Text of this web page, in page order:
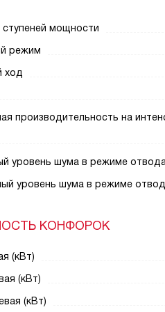
ступеней мощности
режим
ход
производительность на
уровень шума в режиме
уровень шума в режиме
КОНФОРОК
(кВт)
(кВт)
(кВт)